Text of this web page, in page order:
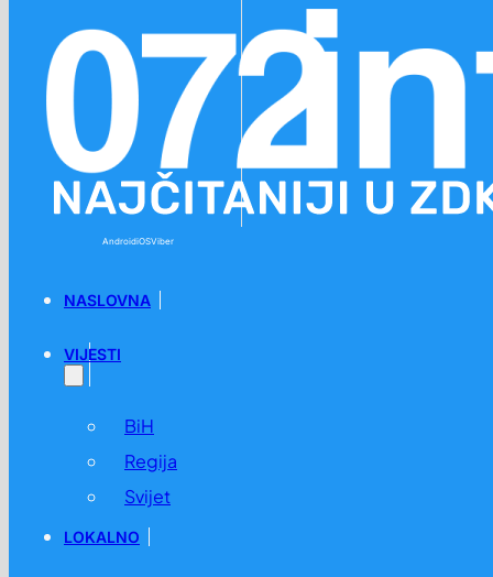
AndroidiOSViber
NASLOVNA
VIJESTI
BiH
Regija
Svijet
LOKALNO